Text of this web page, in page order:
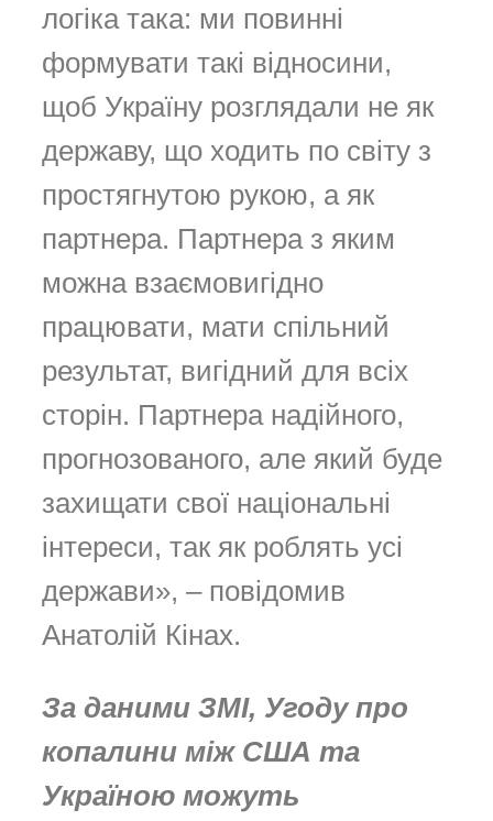
логіка така: ми повинні
формувати такі відносини,
щоб Україну розглядали не як
державу, що ходить по світу з
простягнутою рукою, а як
партнера. Партнера з яким
можна взаємовигідно
працювати, мати спільний
результат, вигідний для всіх
сторін. Партнера надійного,
прогнозованого, але який буде
захищати свої національні
інтереси, так як роблять усі
держави», – повідомив
Анатолій Кінах.
За даними ЗМІ, Угоду про
копалини між США та
Україною можуть